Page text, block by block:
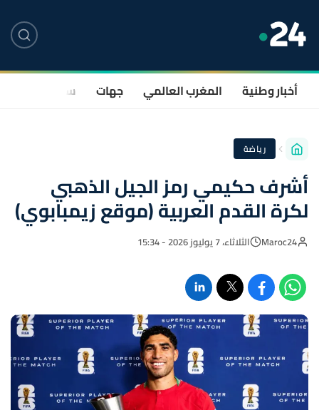
أخبار وطنية المغرب العالمي جهات سياسة
رياضة
أشرف حكيمي رمز الجيل الذهبي
لكرة القدم العربية (موقع زيمبابوي)
Maroc24 الثلاثاء، 7 يوليوز 2026 - 15:34